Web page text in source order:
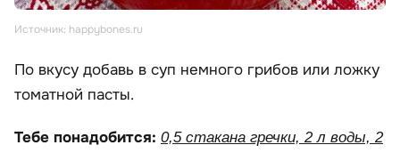
Источник: happybones.ru
По вкусу добавь в суп немного грибов или ложку
томатной пасты.
Тебе понадобится: 0,5 стакана гречки, 2 л воды, 2